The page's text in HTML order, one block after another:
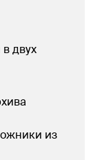
двух
из